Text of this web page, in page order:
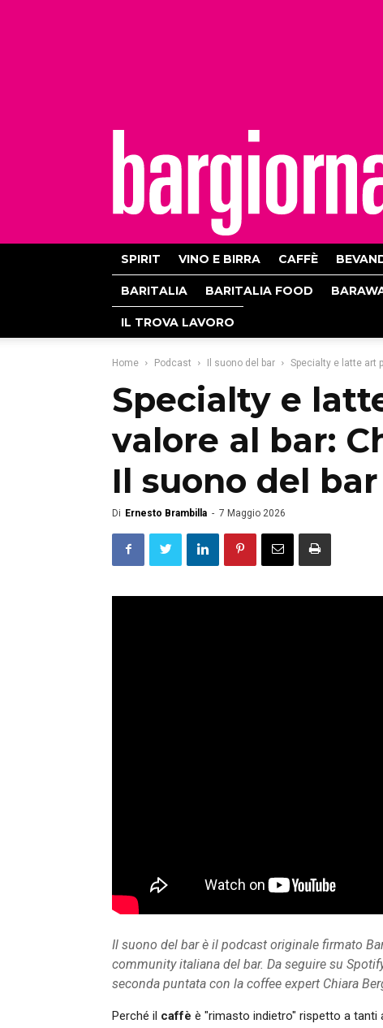
SPIRIT VINO E BIRRA CAFFÈ
BARITALIA BARITALIA FOOD
IL TROVA LAVORO
Home Podcast Il suono del bar Specialty e latte art
Specialty e
valore al bar:
Il suono del bar
Di Ernesto Brambilla - 7 Maggio 2026
Il suono del bar è il podcast originale firmato
community italiana del bar. Da seguire su
seconda puntata con la coffee expert Chiara
Perché il caffè è "rimasto indietro" rispetto a tanti